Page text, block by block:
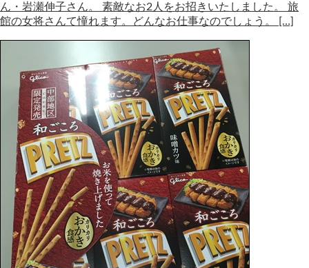
ん・岩瀬伸子さん。 素敵なお2人をお招きいたしました。 旅
館の女将さんて憧れます。どんなお仕事なのでしょう。 […]